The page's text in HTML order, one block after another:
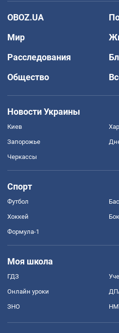
OBOZ.UA
Мир
Расследования
Общество
Новости Украины
Киев
Запорожье
Черкассы
Спорт
Футбол
Хоккей
Формула-1
Моя школа
ГДЗ
Онлайн уроки
ЗНО